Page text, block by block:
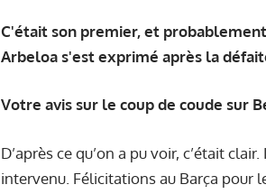
C'était son premier, et
Arbeloa s'est exprimé après la
Votre avis sur le coup de coude sur
D’après ce qu’on a pu voir, c’était
intervenu. Félicitations au Barça pour